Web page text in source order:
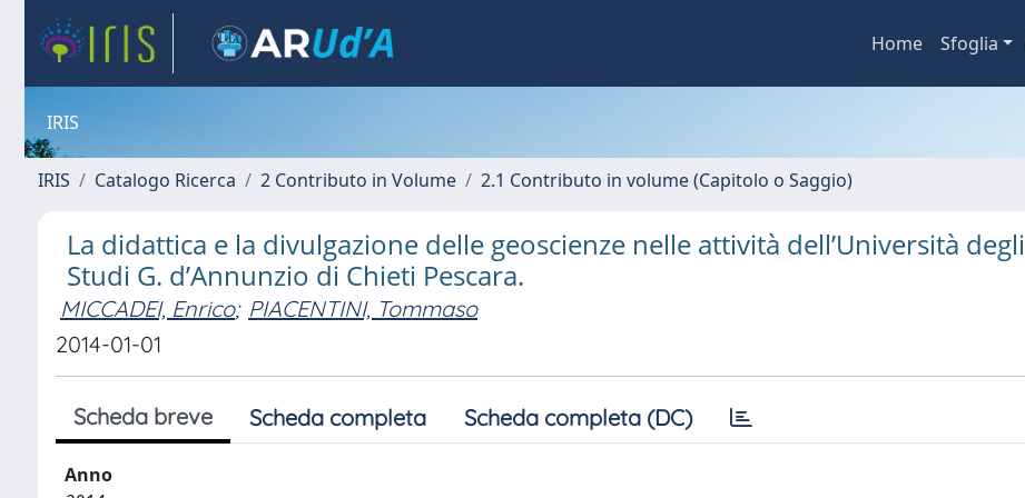
Home Sfoglia
IRIS
IRIS Catalogo Ricerca 2 Contributo in Volume 2.1 Contributo in volume (Capitolo o Saggio)
La didattica e la divulgazione delle geoscienze nelle attività dell’Università degli
Studi G. d’Annunzio di Chieti Pescara.
MICCADEI, Enrico; PIACENTINI, Tommaso
2014-01-01
Scheda breve Scheda completa Scheda completa (DC)
Anno